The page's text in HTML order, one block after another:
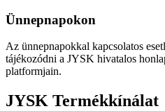
Ünnepnapokon
Az ünnepnapokkal kapcsolatos
tájékozódni a JYSK hivatalos
platformjain.
JYSK Termékkínálat